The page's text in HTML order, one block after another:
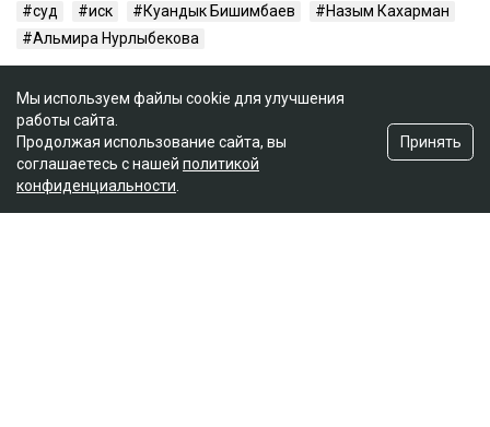
суд иск Куандык Бишимбаев
Назым Кахарман
Альмира Нурлыбекова
Мы используем файлы cookie для улучшения
работы сайта.
Продолжая использование сайта, вы
соглашаетесь с нашей политикой
конфиденциальности
Принять